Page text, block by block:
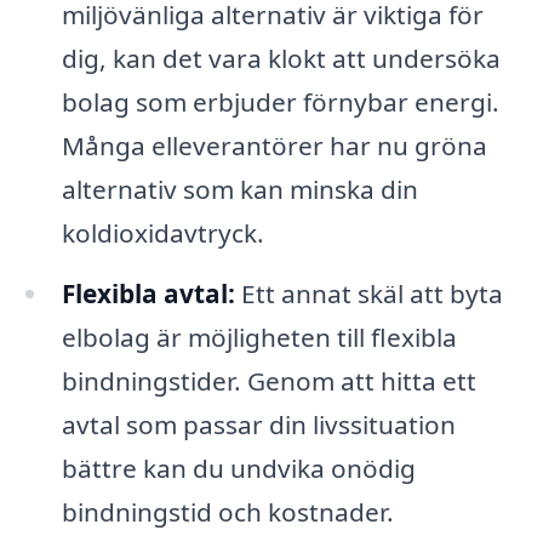
miljövänliga alternativ är viktiga för
dig, kan det vara klokt att undersöka
bolag som erbjuder förnybar energi.
Många elleverantörer har nu gröna
alternativ som kan minska din
koldioxidavtryck.
Flexibla avtal: Ett annat skäl att byta
elbolag är möjligheten till flexibla
bindningstider. Genom att hitta ett
avtal som passar din livssituation
bättre kan du undvika onödig
bindningstid och kostnader.